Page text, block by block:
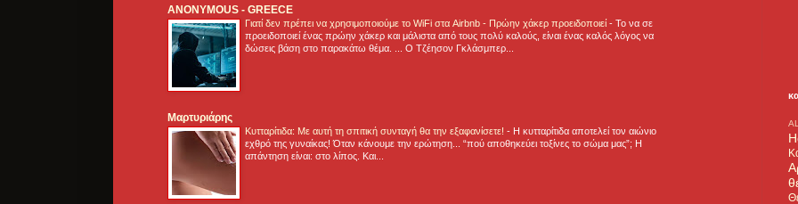
ANONYMOUS - GREECE
Γιατί δεν πρέπει να χρησιμοποιούμε το WiFi στα Airbnb - Πρώην χάκερ προειδοποιεί- Το να σε
προειδοποιεί ένας πρώην χάκερ και μάλιστα από τους πολύ καλούς, είναι ένας καλός λόγος να
δώσεις βάση στο παρακάτω θέμα. ... Ο Τζέησον Γκλάσμπερ...
Μαρτυριάρης
Κυτταρίτιδα: Με αυτή τη σπιτική συνταγή θα την εξαφανίσετε! - H κυτταρίτιδα αποτελεί τον αιώνιο
εχθρό της γυναίκας! Όταν κάνουμε την ερώτηση... “πού αποθηκεύει τοξίνες το σώμα μας”; Η
απάντηση είναι: στο λίπος. Και...